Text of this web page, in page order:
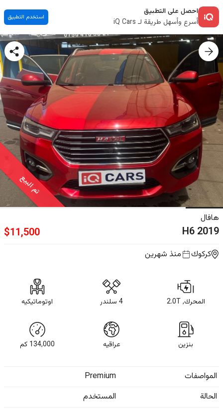
احصل على التطبيق
أسرع وأسهل طريقة لـ iQ Cars
استخدم التطبيق
تم البيع
هافال
H62019
$11,500
كركوك منذ شهرين
المحرك, 2.0T 4 سلندر اوتوماتيكيه
بنزين عراقيه 134,000 كم
المواصفات
Premium
الحالة
المستخدم